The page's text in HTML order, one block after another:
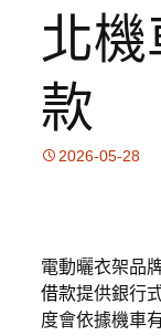
北
款
2026-05-28
電動曬衣架品
借款提供銀行
度會依據機車